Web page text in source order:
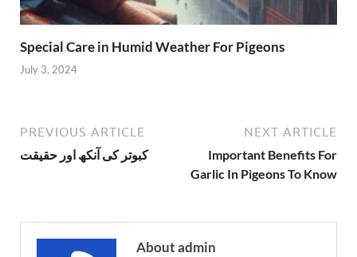
Special Care in Humid Weather For Pigeons
July 3, 2024
PREVIOUS ARTICLE
کبوتر کی آنکھ اور حقیقت
NEXT ARTICLE
Important Benefits For
Garlic In Pigeons To Know
About admin